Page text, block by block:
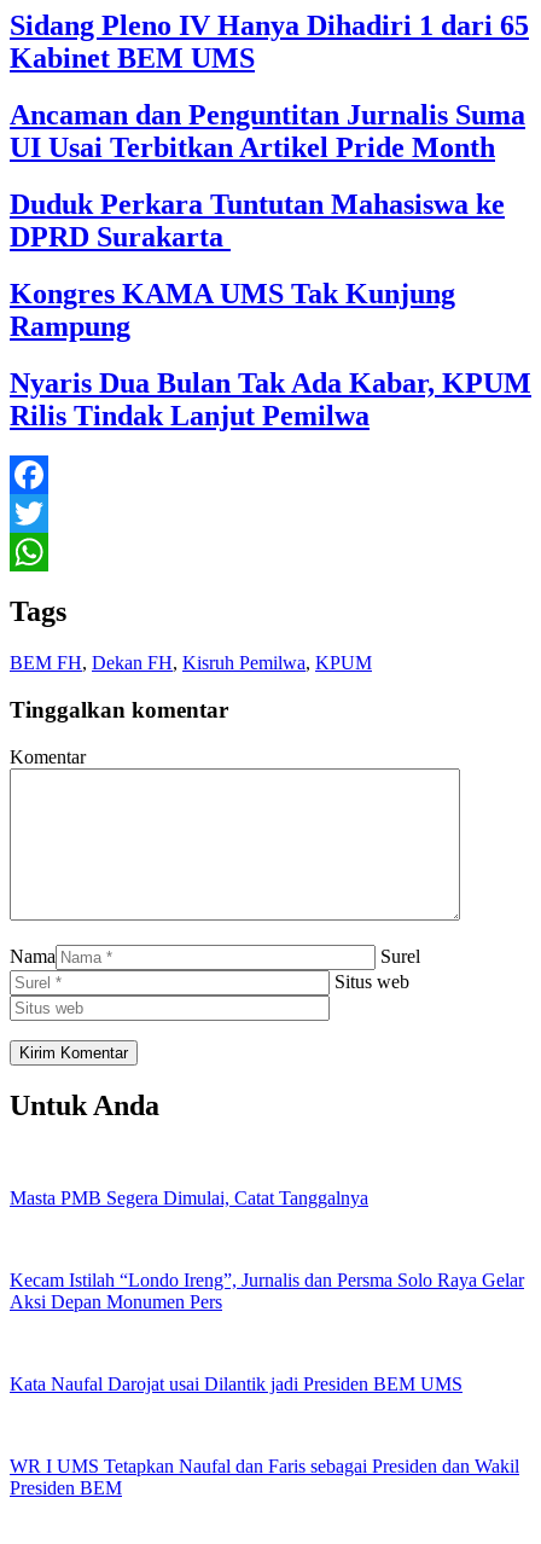
Sidang Pleno IV Hanya Dihadiri 1 dari 65
Kabinet BEM UMS
Ancaman dan Penguntitan Jurnalis Suma
UI Usai Terbitkan Artikel Pride Month
Duduk Perkara Tuntutan Mahasiswa ke
DPRD Surakarta
Kongres KAMA UMS Tak Kunjung
Rampung
Nyaris Dua Bulan Tak Ada Kabar, KPUM
Rilis Tindak Lanjut Pemilwa
Facebook
Twitter
Tags
BEM FH, Dekan FH, Kisruh Pemilwa, KPUM
Tinggalkan komentar
Komentar
Nama
Surel
Situs web
Untuk Anda
Masta PMB Segera Dimulai, Catat Tanggalnya
Kecam Istilah “Londo Ireng”, Jurnalis dan Persma Solo Raya Gelar
Aksi Depan Monumen Pers
Kata Naufal Darojat usai Dilantik jadi Presiden BEM UMS
WR I UMS Tetapkan Naufal dan Faris sebagai Presiden dan Wakil
Presiden BEM